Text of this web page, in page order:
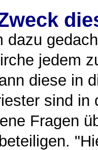
dazu
jedem
diese in
sind in
Fragen